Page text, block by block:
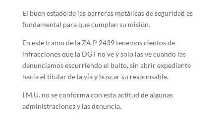
El buen estado de las barreras metálicas de seguridad es
fundamental para que cumplan su misión.
En este tramo de la ZA P 2439 tenemos cientos de
infracciones que la DGT no ve y solo las ve cuando las
denunciamos escurriendo el bulto, sin abrir expediente
hacia el titular de la vía y buscar su responsable.
I.M.U. no se conforma con esta actitud de algunas
administraciones y las denuncia.